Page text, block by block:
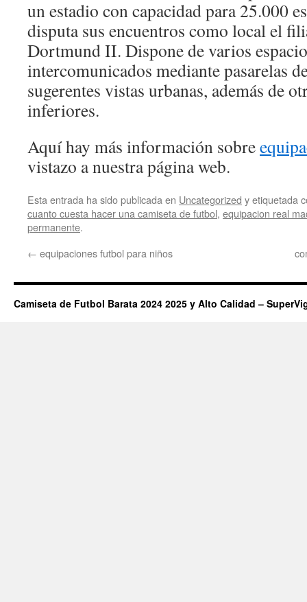
un estadio con capacidad para 25.000
disputa sus encuentros como local el
Dortmund II. Dispone de varios
intercomunicados mediante pasarelas
sugerentes vistas urbanas, además de
inferiores.
Aquí hay más información sobre
vistazo a nuestra página web.
Esta entrada ha sido publicada en Uncategorized y etiquetada
cuanto cuesta hacer una camiseta de futbol, equipacion real
permanente.
← equipaciones futbol para niños
Camiseta de Futbol Barata 2024 2025 y Alto Calidad –